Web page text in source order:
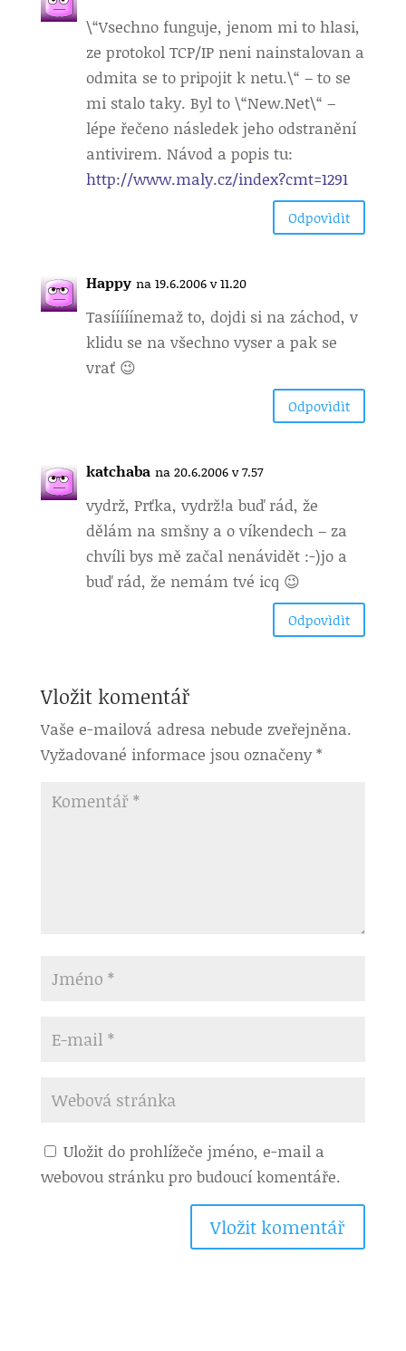
\“Vsechno funguje, jenom mi to hlasi,
ze protokol TCP/IP neni nainstalovan a
odmita se to pripojit k netu.\“ – to se
mi stalo taky. Byl to \“New.Net\“ –
lépe řečeno následek jeho odstranění
antivirem. Návod a popis tu:
http://www.maly.cz/index?cmt=1291
Odpovìdìt
Happy na 19.6.2006 v 11.20
Tasííííínemaž to, dojdi si na záchod, v
klidu se na všechno vyser a pak se
vrať 😉
Odpovìdìt
katchaba na 20.6.2006 v 7.57
vydrž, Prťka, vydrž!a buď rád, že
dělám na smšny a o víkendech – za
chvíli bys mě začal nenávidět :-)jo a
buď rád, že nemám tvé icq 😉
Odpovìdìt
Vložit komentář
Vaše e-mailová adresa nebude zveřejněna.
Vyžadované informace jsou označeny*
Uložit do prohlížeče jméno, e-mail a
webovou stránku pro budoucí komentáře.